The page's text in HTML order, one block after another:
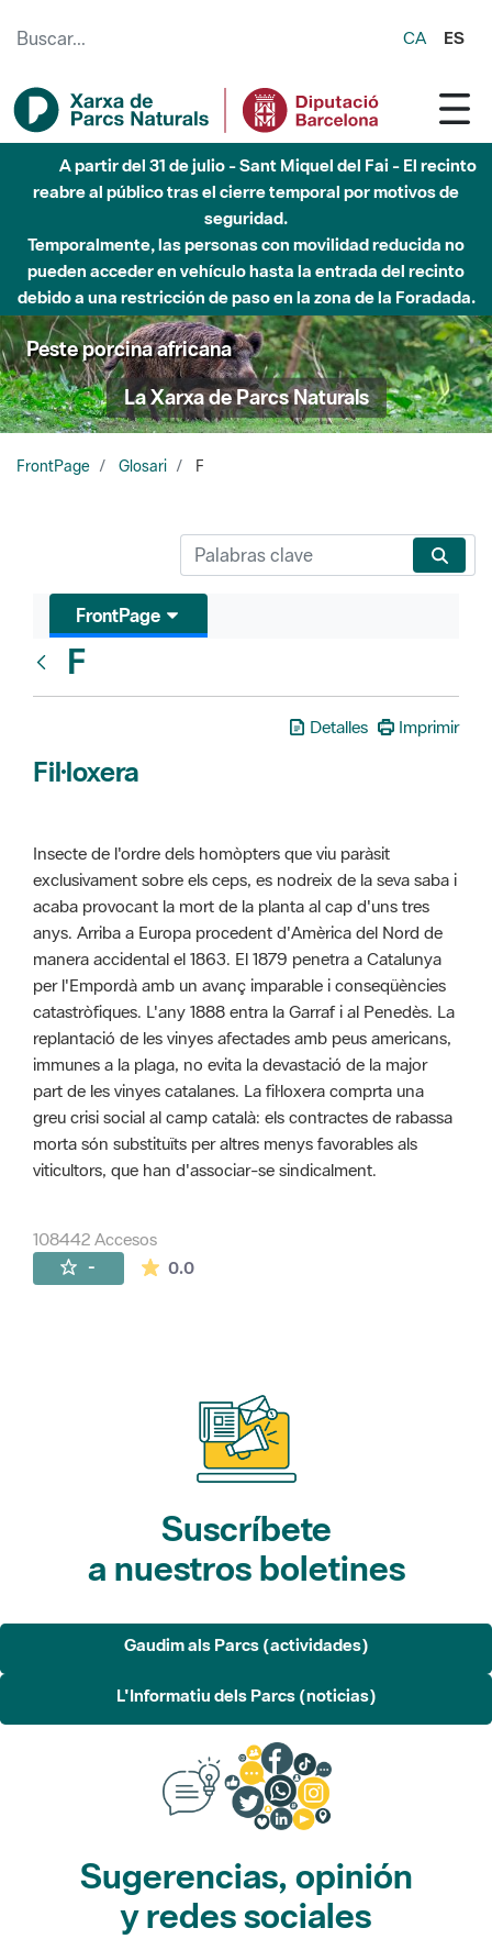
CA ES
A partir del 31 de julio - Sant Miquel del Fai - El recinto
reabre al público tras el cierre temporal por motivos de
seguridad.
Temporalmente, las personas con movilidad reducida no
pueden acceder en vehículo hasta la entrada del recinto
debido a una restricción de paso en la zona de la Foradada.
Peste porcina africana
La Xarxa de Parcs Naturals
FrontPage Glosari F
FrontPage
F
Detalles Imprimir
Fil·loxera
Insecte de l'ordre dels homòpters que viu paràsit
exclusivament sobre els ceps, es nodreix de la seva saba i
acaba provocant la mort de la planta al cap d'uns tres
anys. Arriba a Europa procedent d'Amèrica del Nord de
manera accidental el 1863. El 1879 penetra a Catalunya
per l'Empordà amb un avanç imparable i conseqüències
catastròfiques. L'any 1888 entra la Garraf i al Penedès. La
replantació de les vinyes afectades amb peus americans,
immunes a la plaga, no evita la devastació de la major
part de les vinyes catalanes. La fil·loxera comprta una
greu crisi social al camp català: els contractes de rabassa
morta són substituïts per altres menys favorables als
viticultors, que han d'associar-se sindicalment.
108442 Accesos
- 0.0La valoración media es de 0 estrellas de
Suscríbete
a nuestros boletines
Gaudim als Parcs (actividades)
L'Informatiu dels Parcs (noticias)
Sugerencias, opinión
y redes sociales